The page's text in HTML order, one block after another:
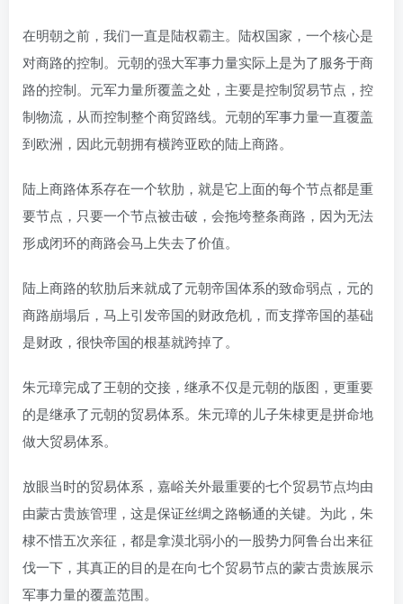
在明朝之前，我们一直是陆权霸主。陆权国家，一个核心是
对商路的控制。元朝的强大军事力量实际上是为了服务于商
路的控制。元军力量所覆盖之处，主要是控制贸易节点，控
制物流，从而控制整个商贸路线。元朝的军事力量一直覆盖
到欧洲，因此元朝拥有横跨亚欧的陆上商路。
陆上商路体系存在一个软肋，就是它上面的每个节点都是重
要节点，只要一个节点被击破，会拖垮整条商路，因为无法
形成闭环的商路会马上失去了价值。
陆上商路的软肋后来就成了元朝帝国体系的致命弱点，元的
商路崩塌后，马上引发帝国的财政危机，而支撑帝国的基础
是财政，很快帝国的根基就跨掉了。
朱元璋完成了王朝的交接，继承不仅是元朝的版图，更重要
的是继承了元朝的贸易体系。朱元璋的儿子朱棣更是拼命地
做大贸易体系。
放眼当时的贸易体系，嘉峪关外最重要的七个贸易节点均由
由蒙古贵族管理，这是保证丝绸之路畅通的关键。为此，朱
棣不惜五次亲征，都是拿漠北弱小的一股势力阿鲁台出来征
伐一下，其真正的目的是在向七个贸易节点的蒙古贵族展示
军事力量的覆盖范围。